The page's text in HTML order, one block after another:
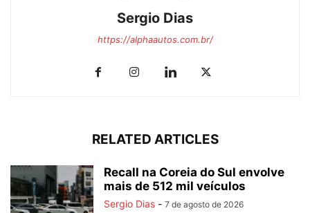
Sergio Dias
https://alphaautos.com.br/
RELATED ARTICLES
Recall na Coreia do Sul envolve
mais de 512 mil veículos
Sergio Dias - 7 de agosto de 2026